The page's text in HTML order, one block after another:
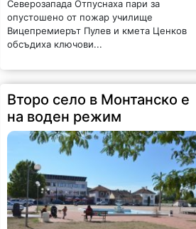
279 | 2026-08-06 17:12:29
Бойчиновското село Владимирово от
днес е на режим. Заради сушата има
на населеното място ще има вода през
деня от 8 до 12 часа,...
Наградиха победителите
конкурс за сонет във
Вършец